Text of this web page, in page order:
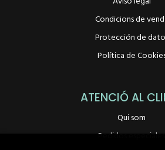
Condicions de
Protección de
Política de
ATENCIÓ AL
Qui som
Pedidos especiales